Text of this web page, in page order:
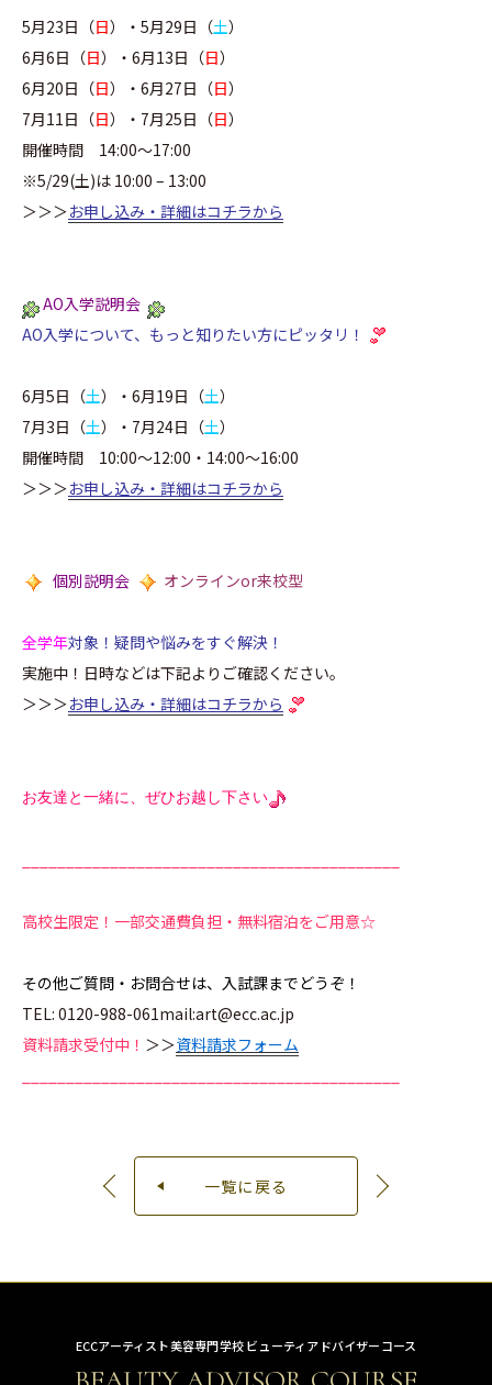
5月23日（日）・5月29日（土）
6月6日（日）・6月13日（日）
6月20日（日）・6月27日（日）
7月11日（日）・7月25日（日）
開催時間 14:00～17:00
※5/29(土)は 10:00 – 13:00
＞＞＞お申し込み・詳細はコチラから
AO入学説明会
AO入学について、もっと知りたい方にピッタリ！
6月5日（土）・6月19日（土）
7月3日（土）・7月24日（土）
開催時間 10:00～12:00・14:00～16:00
＞＞＞お申し込み・詳細はコチラから
個別説明会 オンラインor来校型
全学年対象！疑問や悩みをすぐ解決！
実施中！日時などは下記よりご確認ください。
＞＞＞お申し込み・詳細はコチラから
お友達と一緒に、ぜひお越し下さい
高校生限定！一部交通費負担・無料宿泊をご用意☆
その他ご質問・お問合せは、入試課までどうぞ！
TEL: 0120-988-061mail:art@ecc.ac.jp
資料請求受付中！ ＞＞資料請求フォーム
一覧に戻る
ECCアーティスト美容専門学校 ビューティアドバイザーコース